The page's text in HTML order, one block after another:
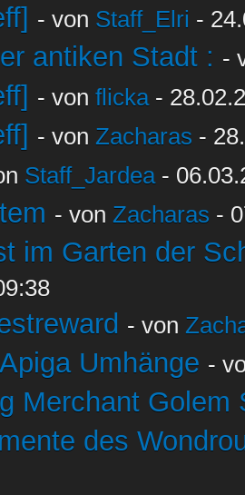
- von Staff_Elri -
antiken Stadt : -
- von flicka-
- von Zacharas -
Staff_Jardea-
- von Zacharas -
im Garten der
- von
Umhänge -
Merchant Golem
des